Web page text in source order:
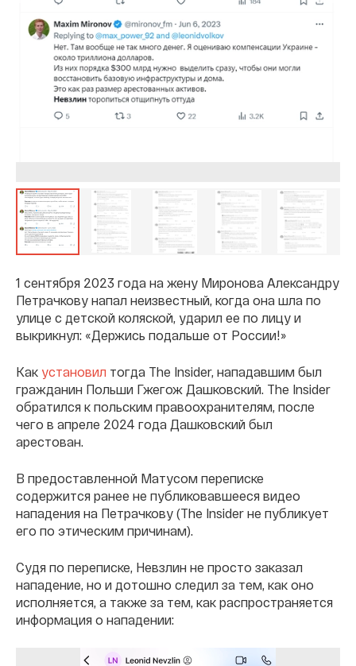
1 сентября 2023 года на жену Миронова Александру
Петрачкову напал неизвестный, когда она шла по
улице с детской коляской, ударил ее по лицу и
выкрикнул: «Держись подальше от России!»
Как установил тогда The Insider, нападавшим был
гражданин Польши Гжегож Дашковский. The Insider
обратился к польским правоохранителям, после
чего в апреле 2024 года Дашковский был
арестован.
В предоставленной Матусом переписке
содержится ранее не публиковавшееся видео
нападения на Петрачкову (The Insider не публикует
его по этическим причинам).
Судя по переписке, Невзлин не просто заказал
нападение, но и дотошно следил за тем, как оно
исполняется, а также за тем, как распространяется
информация о нападении: